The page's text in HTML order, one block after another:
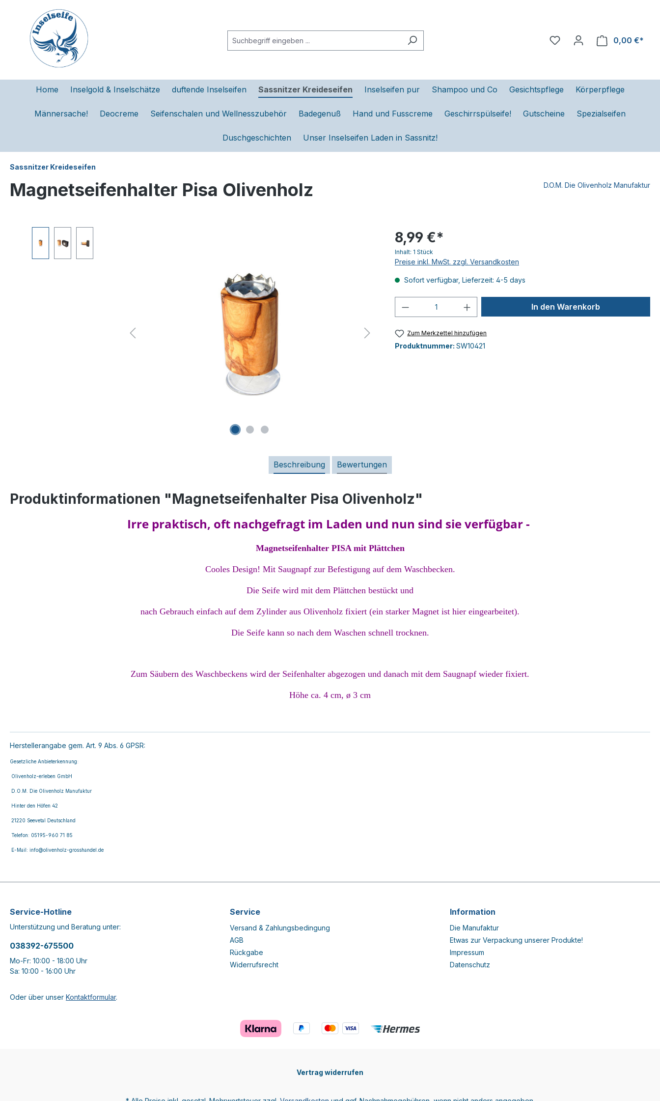
Zur Hauptnavigation springen
0,00 €*
Home Inselgold & Inselschätze duftende Inselseifen Sassnitzer Kreideseifen Inselseifen pur Shampoo und Co Gesichtspflege Körperpflege
Männersache! Deocreme Seifenschalen und Wellnesszubehör Badegenuß Hand und Fusscreme Geschirrspülseife! Gutscheine Spezialseifen
Duschgeschichten Unser Inselseifen Laden in Sassnitz!
Sassnitzer Kreideseifen
Magnetseifenhalter Pisa Olivenholz D.O.M. Die Olivenholz Manufaktur
8,99 €*
Inhalt: 1 Stück
Preise inkl. MwSt. zzgl. Versandkosten
Sofort verfügbar, Lieferzeit: 4-5 days
Produkt Anzahl: Gib den gewünschten Wert
In den Warenkorb
Zum Merkzettel hinzufügen
Produktnummer: SW10421
Beschreibung Bewertungen
Produktinformationen "Magnetseifenhalter Pisa Olivenholz"
Irre praktisch, oft nachgefragt im Laden und nun sind sie verfügbar -
Magnetseifenhalter PISA mit Plättchen
Cooles Design! Mit Saugnapf zur Befestigung auf dem Waschbecken.
Die Seife wird mit dem Plättchen bestückt und
nach Gebrauch einfach auf dem Zylinder aus Olivenholz fixiert (ein starker Magnet ist hier eingearbeitet).
Die Seife kann so nach dem Waschen schnell trocknen.
Zum Säubern des Waschbeckens wird der Seifenhalter abgezogen und danach mit dem Saugnapf wieder fixiert.
Höhe ca. 4 cm, ø 3 cm
Herstellerangabe gem. Art. 9 Abs. 6 GPSR:
Gesetzliche Anbieterkennung:
Olivenholz-erleben GmbH
D.O.M. Die Olivenholz Manufaktur
Hinter den Höfen 42
21220 Seevetal Deutschland
Telefon: 05195-960 71 85
E-Mail: info@olivenholz-grosshandel.de
Service-Hotline
Unterstützung und Beratung unter:
038392-675500
Mo-Fr: 10:00 - 18:00 Uhr
Sa: 10:00 - 16:00 Uhr
Oder über unser Kontaktformular.
Service
Versand & Zahlungsbedingung
AGB
Rückgabe
Widerrufsrecht
Information
Die Manufaktur
Etwas zur Verpackung unserer Produkte!
Impressum
Datenschutz
Vertrag widerrufen